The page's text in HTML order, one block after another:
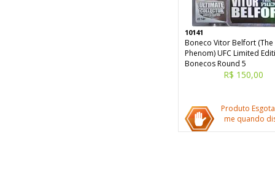
10141
Boneco Vitor Belfort (The
Phenom) UFC Limited
Bonecos Round 5
R$ 150,00
Produto
me quando